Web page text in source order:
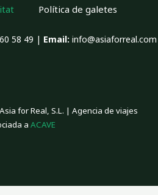
Política de galetes
58 49 | Email: info@asiaforreal.com
for Real, S.L. | Agencia de viajes
a ACAVE